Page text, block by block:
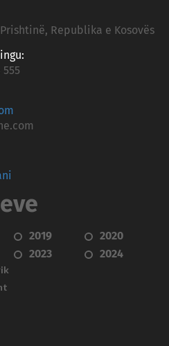
Prishtinë, Republika e Kosovës
555
2019
2020
2023
2024